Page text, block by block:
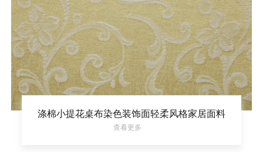
涤棉小提花桌布染色装饰面轻柔风格家居面料
查看更多